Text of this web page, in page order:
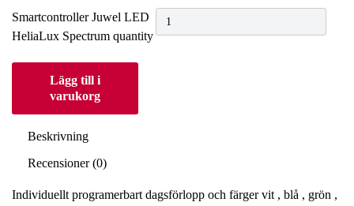
Smartcontroller Juwel LED
HeliaLux Spectrum quantity
Lägg till i
varukorg
Beskrivning
Recensioner (0)
Individuellt programerbart dagsförlopp och färger vit , blå , grön ,